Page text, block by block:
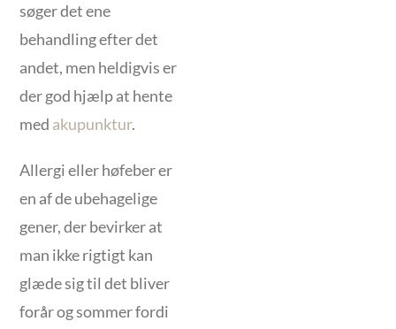
søger det ene
behandling efter det
andet, men heldigvis er
der god hjælp at hente
med akupunktur.
Allergi eller høfeber er
en af de ubehagelige
gener, der bevirker at
man ikke rigtigt kan
glæde sig til det bliver
forår og sommer fordi